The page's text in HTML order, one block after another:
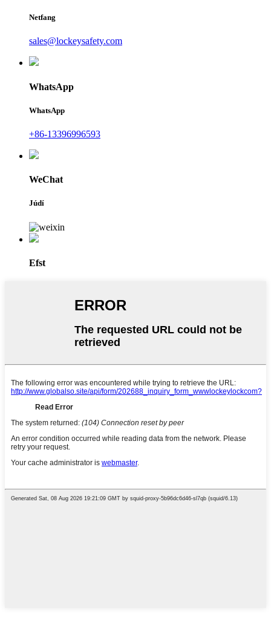
Netfang
sales@lockeysafety.com
WhatsApp
WhatsApp
+86-13396996593
WeChat
Júdí
Efst